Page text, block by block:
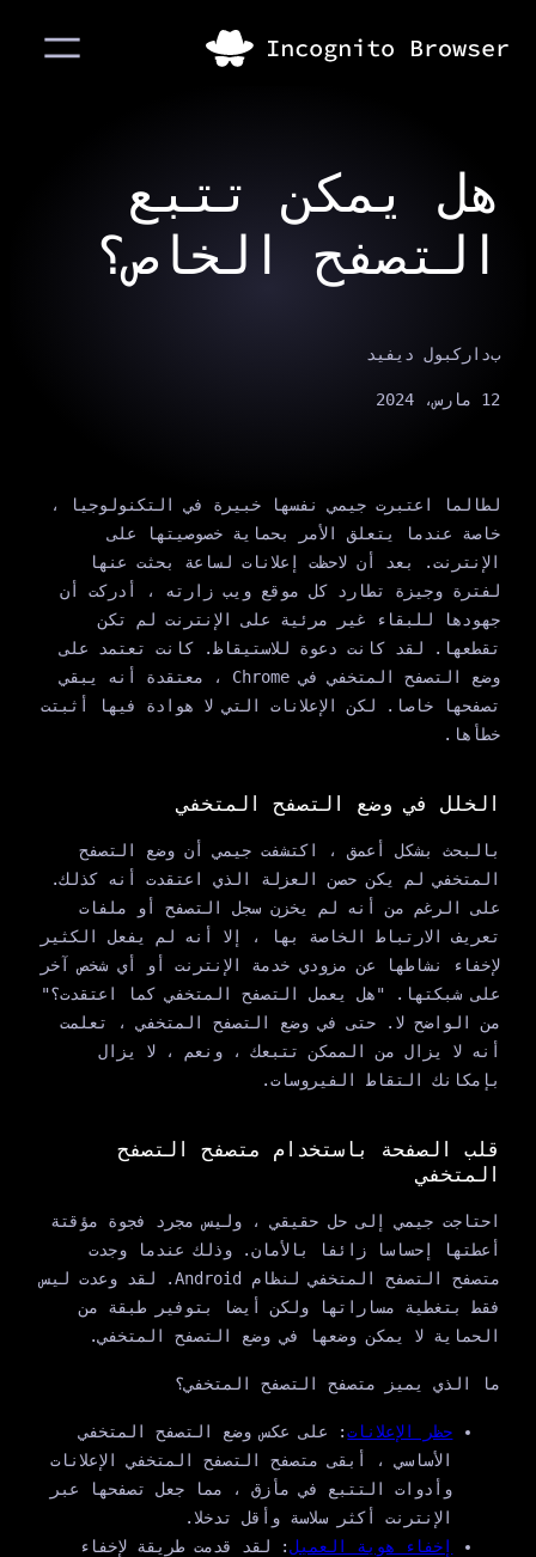
هل يمكن تتبع
التصفح الخاص؟
بداركبول ديفيد
12 مارس، 2024
لطالما اعتبرت جيمي نفسها خبيرة في التكنولوجيا ،
خاصة عندما يتعلق الأمر بحماية خصوصيتها على
الإنترنت. بعد أن لاحظت إعلانات لساعة بحثت عنها
لفترة وجيزة تطارد كل موقع ويب زارته ، أدركت أن
جهودها للبقاء غير مرئية على الإنترنت لم تكن
تقطعها. لقد كانت دعوة للاستيقاظ. كانت تعتمد على
وضع التصفح المتخفي في Chrome ، معتقدة أنه يبقي
تصفحها خاصا. لكن الإعلانات التي لا هوادة فيها أثبتت
خطأها.
الخلل في وضع التصفح المتخفي
بالبحث بشكل أعمق ، اكتشفت جيمي أن وضع التصفح
المتخفي لم يكن حصن العزلة الذي اعتقدت أنه كذلك.
على الرغم من أنه لم يخزن سجل التصفح أو ملفات
تعريف الارتباط الخاصة بها ، إلا أنه لم يفعل الكثير
لإخفاء نشاطها عن مزودي خدمة الإنترنت أو أي شخص آخر
على شبكتها. "هل يعمل التصفح المتخفي كما اعتقدت؟"
من الواضح لا. حتى في وضع التصفح المتخفي ، تعلمت
أنه لا يزال من الممكن تتبعك ، ونعم ، لا يزال
بإمكانك التقاط الفيروسات.
قلب الصفحة باستخدام متصفح التصفح
المتخفي
احتاجت جيمي إلى حل حقيقي ، وليس مجرد فجوة مؤقتة
أعطتها إحساسا زائفا بالأمان. وذلك عندما وجدت
متصفح التصفح المتخفي لنظام Android. لقد وعدت ليس
فقط بتغطية مساراتها ولكن أيضا بتوفير طبقة من
الحماية لا يمكن وضعها في وضع التصفح المتخفي.
ما الذي يميز متصفح التصفح المتخفي؟
حظر الإعلانات: على عكس وضع التصفح المتخفي
الأساسي ، أبقى متصفح التصفح المتخفي الإعلانات
وأدوات التتبع في مأزق ، مما جعل تصفحها عبر
الإنترنت أكثر سلاسة وأقل تدخلا.
إخفاء هوية العميل: لقد قدمت طريقة لإخفاء